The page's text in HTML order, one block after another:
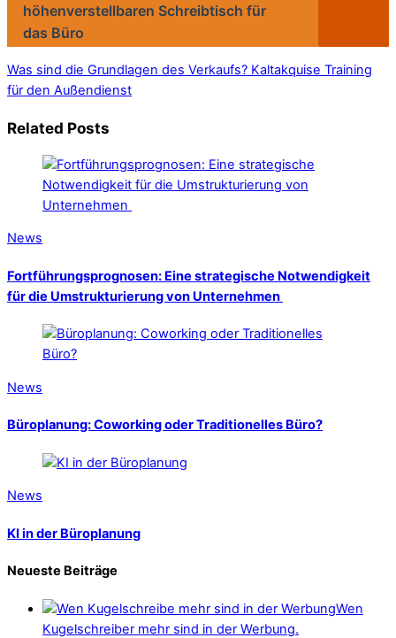
höhenverstellbaren Schreibtisch für
das Büro
Was sind die Grundlagen des Verkaufs? Kaltakquise Training
für den Außendienst
Related Posts
News
Fortführungsprognosen: Eine strategische Notwendigkeit
für die Umstrukturierung von Unternehmen
News
Büroplanung: Coworking oder Traditionelles Büro?
News
KI in der Büroplanung
Neueste Beiträge
Wen
Kugelschreiber mehr sind in der Werbung.